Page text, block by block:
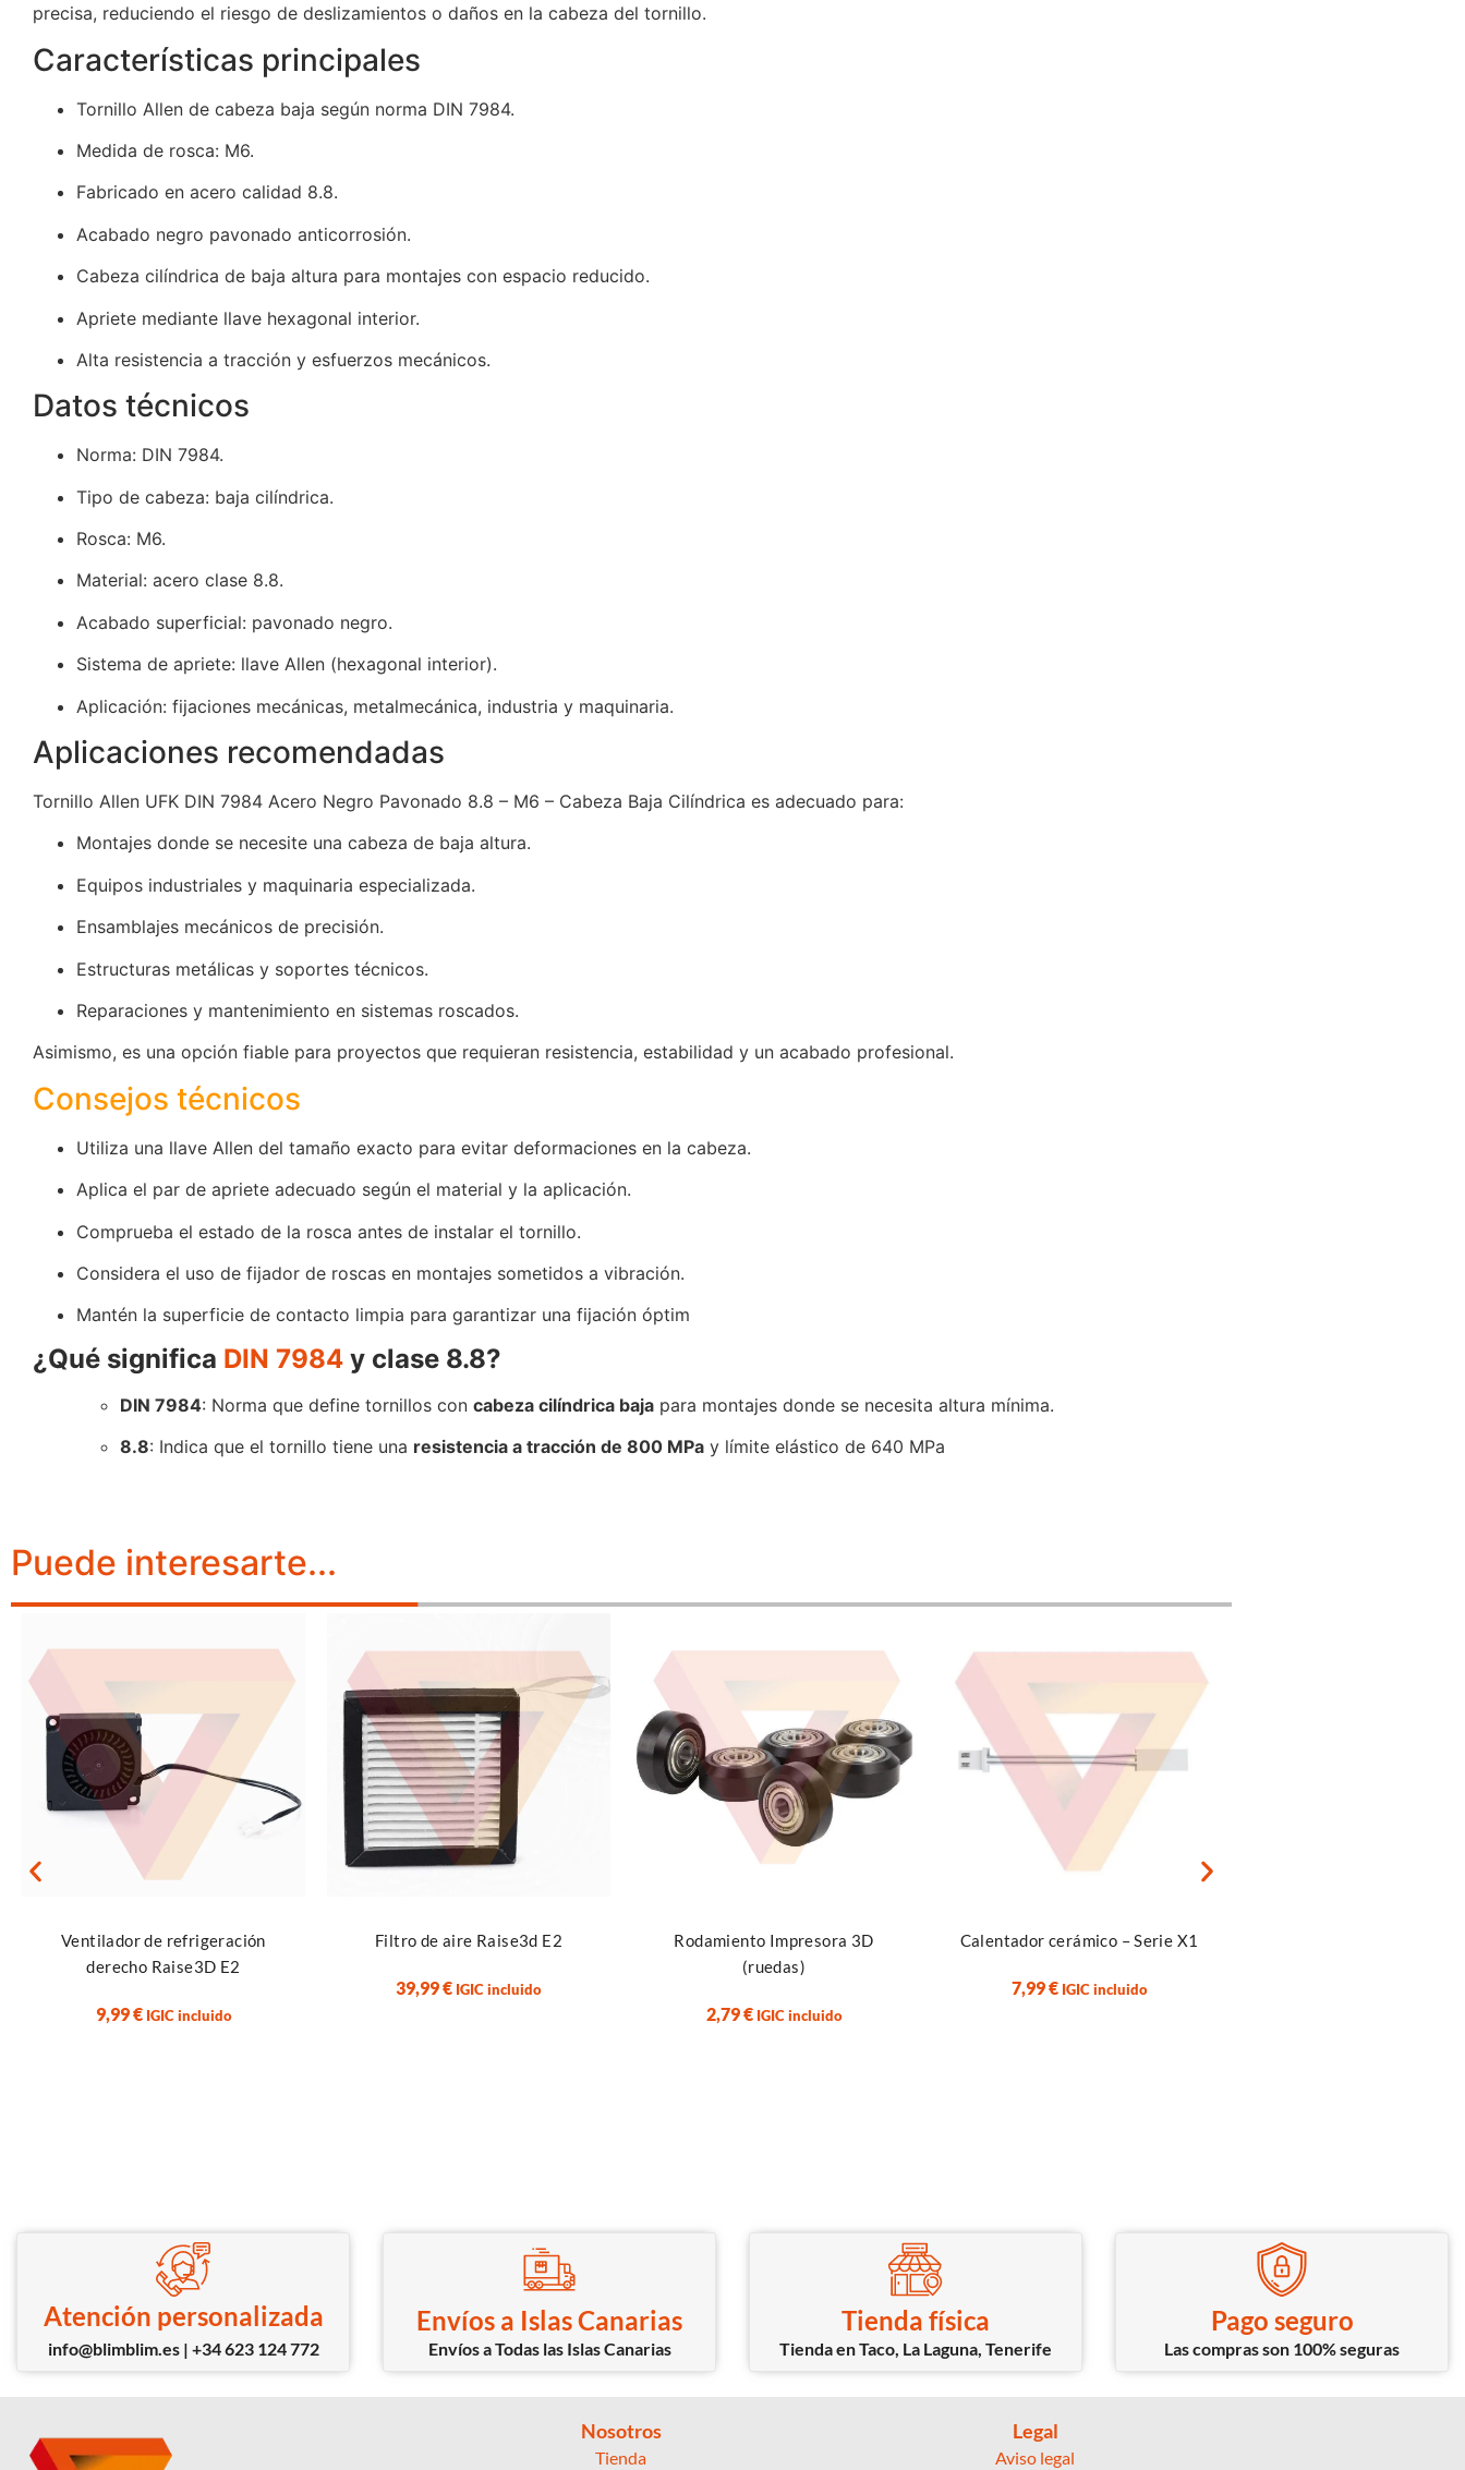
precisa, reduciendo el riesgo de deslizamientos o daños en la cabeza del tornillo.
Características principales
Tornillo Allen de cabeza baja según norma DIN 7984.
Medida de rosca: M6.
Fabricado en acero calidad 8.8.
Acabado negro pavonado anticorrosión.
Cabeza cilíndrica de baja altura para montajes con espacio reducido.
Apriete mediante llave hexagonal interior.
Alta resistencia a tracción y esfuerzos mecánicos.
Datos técnicos
Norma: DIN 7984.
Tipo de cabeza: baja cilíndrica.
Rosca: M6.
Material: acero clase 8.8.
Acabado superficial: pavonado negro.
Sistema de apriete: llave Allen (hexagonal interior).
Aplicación: fijaciones mecánicas, metalmecánica, industria y maquinaria.
Aplicaciones recomendadas
Tornillo Allen UFK DIN 7984 Acero Negro Pavonado 8.8 – M6 – Cabeza Baja Cilíndrica es adecuado para:
Montajes donde se necesite una cabeza de baja altura.
Equipos industriales y maquinaria especializada.
Ensamblajes mecánicos de precisión.
Estructuras metálicas y soportes técnicos.
Reparaciones y mantenimiento en sistemas roscados.
Asimismo, es una opción fiable para proyectos que requieran resistencia, estabilidad y un acabado profesional.
Consejos técnicos
Utiliza una llave Allen del tamaño exacto para evitar deformaciones en la cabeza.
Aplica el par de apriete adecuado según el material y la aplicación.
Comprueba el estado de la rosca antes de instalar el tornillo.
Considera el uso de fijador de roscas en montajes sometidos a vibración.
Mantén la superficie de contacto limpia para garantizar una fijación óptim
¿Qué significa DIN 7984 y clase 8.8?
DIN 7984: Norma que define tornillos con cabeza cilíndrica baja para montajes donde se necesita altura mínima.
8.8: Indica que el tornillo tiene una resistencia a tracción de 800 MPa y límite elástico de 640 MPa
Puede interesarte...
Filtro de aire Raise3d E2
Rodamiento Impresora 3D
Calentador cerámico – Serie X1
BIQU MicroProbe V2.0 Para
Impresora 3D Ender-3 B1 (sensor
Atención personalizada
info@blimblim.es | +34 623 124 772
Envíos a Islas Canarias
Envíos a Todas las Islas Canarias
Tienda física
Tienda en Taco, La Laguna, Tenerife
Pago seguro
Las compras son 100% seguras
Nosotros
Tienda
Legal
Aviso legal